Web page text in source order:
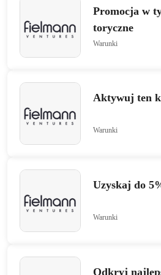
Promocja w
toryczne
Warunki
Aktywuj ten
Warunki
Uzyskaj do
Warunki
Odkryj